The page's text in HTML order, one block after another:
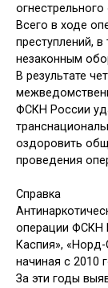
Всего в ходе
преступлений,
незаконным
В результате
ФСКН России
оздоровить
проведения
Справка
операции ФСКН
Каспия»,
начиная с 2010
За эти годы